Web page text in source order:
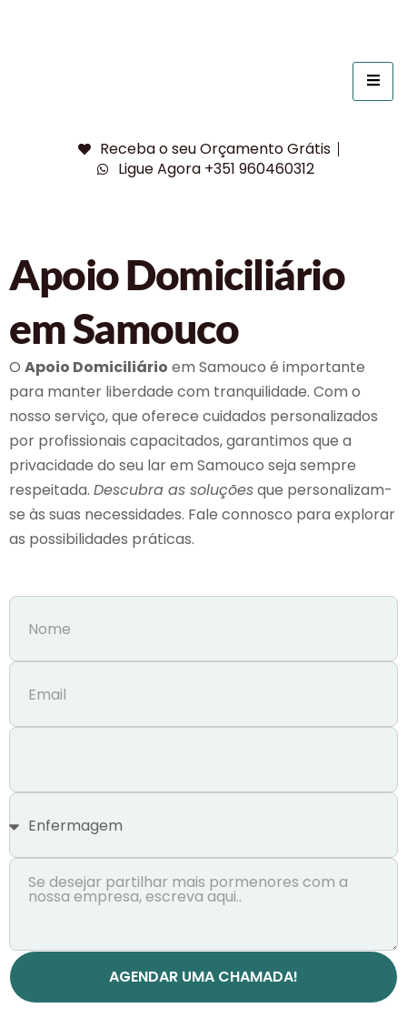
Receba o seu Orçamento Grátis
Ligue Agora +351 960460312
Apoio Domiciliário
em Samouco
O Apoio Domiciliário em Samouco é importante
para manter liberdade com tranquilidade. Com o
nosso serviço, que oferece cuidados personalizados
por profissionais capacitados, garantimos que a
privacidade do seu lar em Samouco seja sempre
respeitada. Descubra as soluçõesque personalizam-
se às suas necessidades. Fale connosco para explorar
as possibilidades práticas.
AGENDAR UMA CHAMADA!